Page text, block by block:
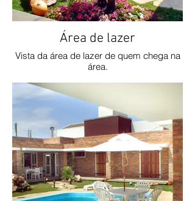
Área de lazer
Vista da área de lazer de quem chega na
área.